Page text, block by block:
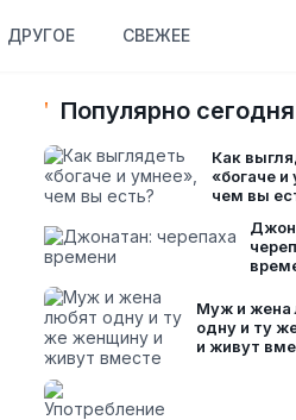
ДРУГОЕ СВЕЖЕЕ
Популярно сегодня
Как
«богаче и
чем вы
Муж и жена
одну и ту
и живут